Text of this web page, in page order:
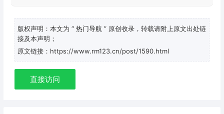
版权声明：本文为 “ 热门导航 ” 原创收录，转载请附上原文出处链
接及本声明；
原文链接：https://www.rm123.cn/post/1590.html
直接访问